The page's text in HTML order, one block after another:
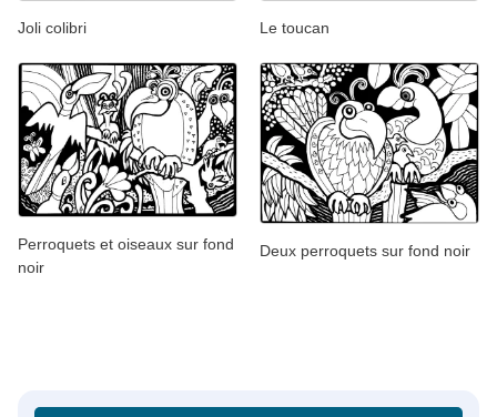
Joli colibri Le toucan
Perroquets et oiseaux sur fond
noir
Deux perroquets sur fond noir